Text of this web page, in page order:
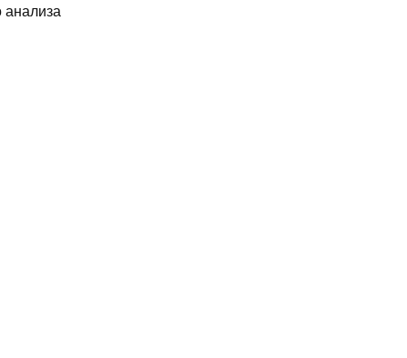
анализа